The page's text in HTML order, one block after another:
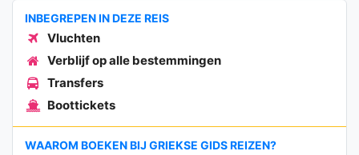
INBEGREPEN IN DEZE REIS
Vluchten
Verblijf op alle bestemmingen
Transfers
Boottickets
WAAROM BOEKEN BIJ GRIEKSE GIDS REIZEN?